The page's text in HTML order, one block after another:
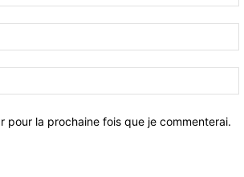
pour la prochaine fois que je commenterai.